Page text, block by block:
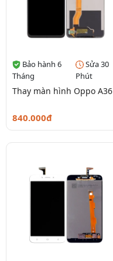
Bảo hành 6
Tháng
Sửa 30
Phút
Thay màn hình Oppo A36
840.000đ